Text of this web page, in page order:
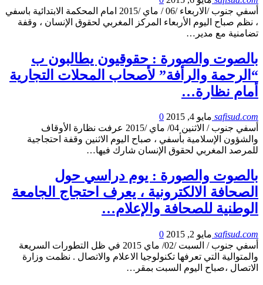
أسفي جنوب /الاربعاء /06 / ماي /2015 امام المحكمة الابتدائية باسفي
، نظم صباح اليوم الأربعاء المركز المغربي لحقوق الإنسان ، وقفة
تضامنية مع مدير…
بالصوت والصورة : حقوقيون يطالبون ب
“الرحمة والرأفة” لأصحاب المحلات التجارية
أمام نظارة…
safisud.com مايو 4, 2015
0
أسفي جنوب / الاثنين 04/ ماي /2015 عرفت نظارة الأوقاف
والشؤون الإسلامية بأسفي ، صباح اليوم الاثنين وقفة احتجاجية
للمرصد المغربي لحقوق الإنسان شارك فيها…
بالصوت والصورة : يوم دراسي حول
الصحافة الالكترونية ، يعرف احتجاج الجامعة
الوطنية للصحافة والإعلام…
safisud.com مايو 2, 2015
0
أسفي جنوب / السبت /02/ ماي 2015 في ظل التطورات السريعة
والمتوالية التي تعرفها تكنولوجيا الاعلام والاتصال . نظمت وزارة
الاتصال ،صباح اليوم السبت بمقر…